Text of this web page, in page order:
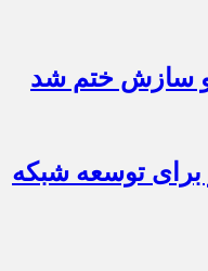
برای توسعه شبکه